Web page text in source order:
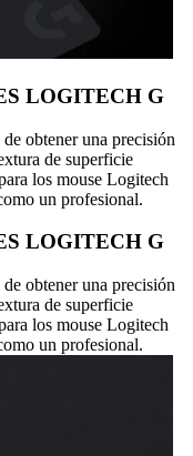
LOGITECH G
obtener una precisión
de superficie
los mouse Logitech
un profesional.
LOGITECH G
obtener una precisión
de superficie
los mouse Logitech
un profesional.